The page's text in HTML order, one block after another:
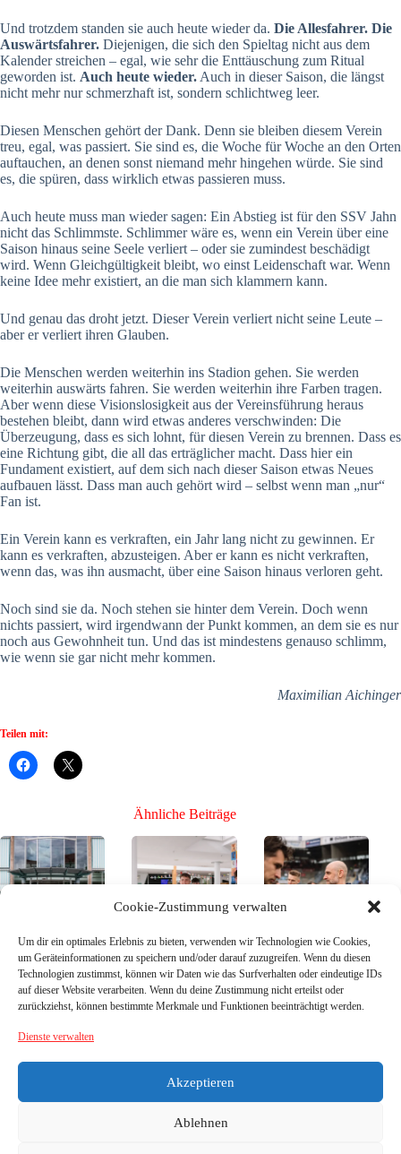
Cookie-Zustimmung verwalten
Um dir ein optimales Erlebnis zu bieten, verwenden wir Technologien wie Cookies,
um Geräteinformationen zu speichern und/oder darauf zuzugreifen. Wenn du diesen
Technologien zustimmst, können wir Daten wie das Surfverhalten oder eindeutige IDs
auf dieser Website verarbeiten. Wenn du deine Zustimmung nicht erteilst oder
zurückziehst, können bestimmte Merkmale und Funktionen beeinträchtigt werden.
Dienste verwalten
Akzeptieren
Ablehnen
Und trotzdem standen sie auch heute wieder da. Die Allesfahrer. Die
Auswärtsfahrer. Diejenigen, die sich den Spieltag nicht aus dem
Kalender streichen – egal, wie sehr die Enttäuschung zum Ritual
geworden ist. Auch heute wieder. Auch in dieser Saison, die längst
nicht mehr nur schmerzhaft ist, sondern schlichtweg leer.
Diesen Menschen gehört der Dank. Denn sie bleiben diesem Verein
treu, egal, was passiert. Sie sind es, die Woche für Woche an den Orten
auftauchen, an denen sonst niemand mehr hingehen würde. Sie sind
es, die spüren, dass wirklich etwas passieren muss.
Auch heute muss man wieder sagen: Ein Abstieg ist für den SSV Jahn
nicht das Schlimmste. Schlimmer wäre es, wenn ein Verein über eine
Saison hinaus seine Seele verliert – oder sie zumindest beschädigt
wird. Wenn Gleichgültigkeit bleibt, wo einst Leidenschaft war. Wenn
keine Idee mehr existiert, an die man sich klammern kann.
Und genau das droht jetzt. Dieser Verein verliert nicht seine Leute –
aber er verliert ihren Glauben.
Die Menschen werden weiterhin ins Stadion gehen. Sie werden
weiterhin auswärts fahren. Sie werden weiterhin ihre Farben tragen.
Aber wenn diese Visionslosigkeit aus der Vereinsführung heraus
bestehen bleibt, dann wird etwas anderes verschwinden: Die
Überzeugung, dass es sich lohnt, für diesen Verein zu brennen. Dass es
eine Richtung gibt, die all das erträglicher macht. Dass hier ein
Fundament existiert, auf dem sich nach dieser Saison etwas Neues
aufbauen lässt. Dass man auch gehört wird – selbst wenn man „nur“
Fan ist.
Ein Verein kann es verkraften, ein Jahr lang nicht zu gewinnen. Er
kann es verkraften, abzusteigen. Aber er kann es nicht verkraften,
wenn das, was ihn ausmacht, über eine Saison hinaus verloren geht.
Noch sind sie da. Noch stehen sie hinter dem Verein. Doch wenn
nichts passiert, wird irgendwann der Punkt kommen, an dem sie es nur
noch aus Gewohnheit tun. Und das ist mindestens genauso schlimm,
wie wenn sie gar nicht mehr kommen.
Maximilian Aichinger
Teilen mit:
Ähnliche Beiträge
Der Kader des
SSV Jahn für die
neue Saison –
reicht es, um oben
anklopfen zu
können?
8. August
Bühne frei für die
Neuen, Teil 3 –
die Neuzugänge
26/27
Bühne frei für die
Neuen, Teil 2 –
die Neuzugänge
26/27